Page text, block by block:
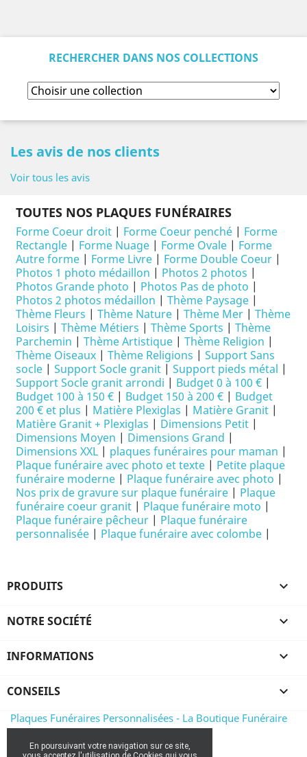
RECHERCHER DANS NOS COLLECTIONS
Les avis de nos clients
Voir tous les avis
TOUTES NOS PLAQUES FUNÉRAIRES
Forme Coeur droit | Forme Coeur penché | Forme
Rectangle | Forme Nuage | Forme Ovale | Forme
Autre forme | Forme Livre | Forme Double Coeur |
Photos 1 photo médaillon | Photos 2 photos |
Photos Grande photo | Photos Pas de photo |
Photos 2 photos médaillon | Thème Paysage |
Thème Fleurs | Thème Nature | Thème Mer | Thème
Loisirs | Thème Métiers | Thème Sports | Thème
Parchemin | Thème Artistique | Thème Religion |
Thème Oiseaux | Thème Religions | Support Sans
socle | Support Socle granit | Support pieds métal |
Support Socle granit arrondi | Budget 0 à 100 € |
Budget 100 à 150 € | Budget 150 à 200 € | Budget
200 € et plus | Matière Plexiglas | Matière Granit |
Matière Granit + Plexiglas | Dimensions Petit |
Dimensions Moyen | Dimensions Grand |
Dimensions XXL | plaques funéraires pour maman |
Plaque funéraire avec photo et texte | Petite plaque
funéraire moderne | Plaque funéraire avec photo |
Nos prix de gravure sur plaque funéraire | Plaque
funéraire coeur granit | Plaque funéraire moto |
Plaque funéraire pêcheur | Plaque funéraire
personnalisée | Plaque funéraire avec colombe |
PRODUITS 
NOTRE SOCIÉTÉ 
INFORMATIONS 
CONSEILS 
Plaques Funéraires Personnalisées - La Boutique Funéraire
En poursuivant votre navigation sur ce site,